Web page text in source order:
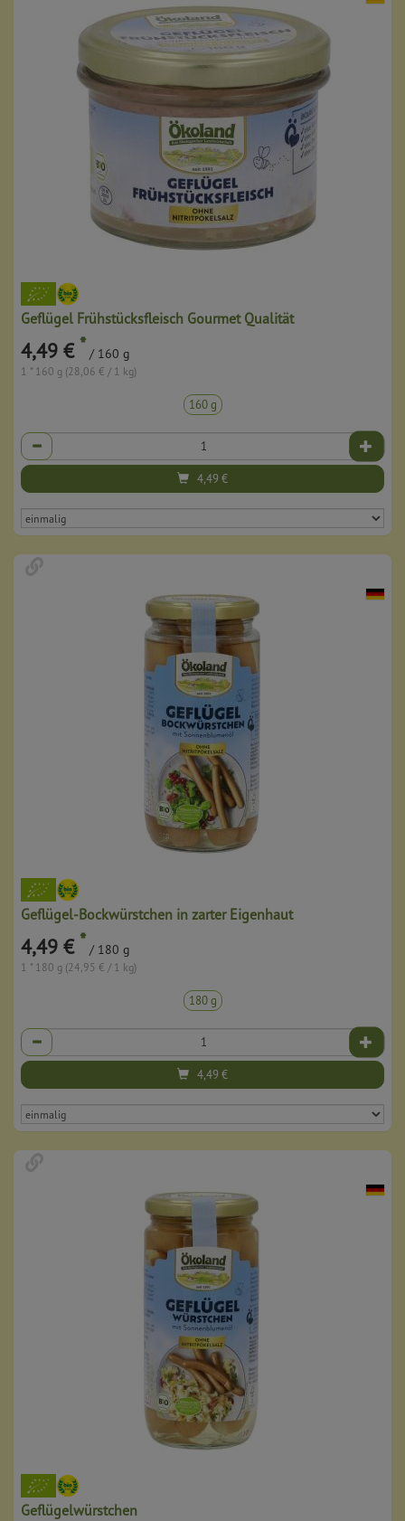
Geflügel Frühstücksfleisch Gourmet Qualität
4,49 € * / 160 g
1 * 160 g (28,06 € / 1 kg)
160 g
Anzahl
4,49€
Geflügel-Bockwürstchen in zarter Eigenhaut
4,49 € * / 180 g
1 * 180 g (24,95 € / 1 kg)
180 g
Anzahl
4,49€
Geflügelwürstchen